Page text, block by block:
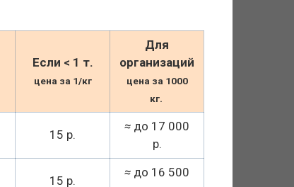
Если < 1 т.
цена за 1/кг
Для
организаций
цена за 1000
кг.
15 р.
≈ до 17 000
р.
15 р.
≈ до 16 500